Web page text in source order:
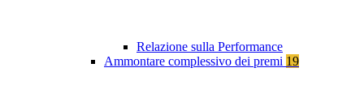
Relazione sulla Performance
Ammontare complessivo dei premi 19